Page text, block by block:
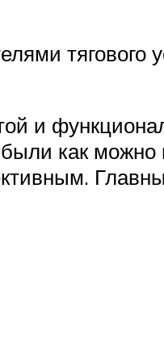
тягового
и
были как